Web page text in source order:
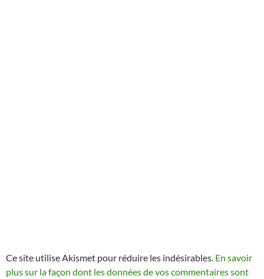
Ce site utilise Akismet pour réduire les indésirables. En savoir
plus sur la façon dont les données de vos commentaires sont